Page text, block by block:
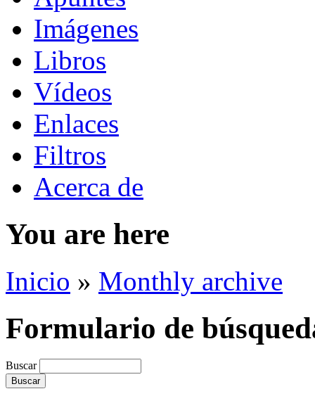
Imágenes
Libros
Vídeos
Enlaces
Filtros
Acerca de
You are here
Inicio » Monthly archive
Formulario de
Buscar